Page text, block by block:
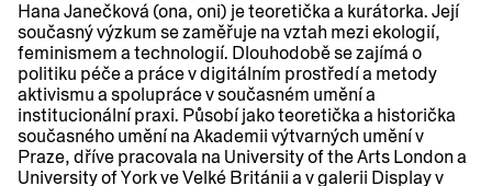
Hana Janečková (ona, oni) je teoretička a kurátorka. Její
současný výzkum se zaměřuje na vztah mezi ekologií,
feminismem a technologií. Dlouhodobě se zajímá o
politiku péče a práce v digitálním prostředí a metody
aktivismu a spolupráce v současném umění a
institucionální praxi. Působí jako teoretička a historička
současného umění na Akademii výtvarných umění v
Praze, dříve pracovala na University of the Arts London a
University of York ve Velké Británii a v galerii Display v